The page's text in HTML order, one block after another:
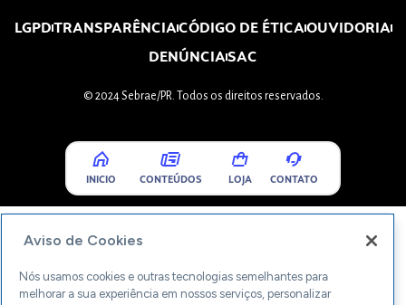
LGPDTRANSPARÊNCIACÓDIGO DE ÉTICAOUVIDORIA
DENÚNCIASAC
© 2024 Sebrae/PR. Todos os direitos reservados.
INICIO CONTEÚDOS LOJA CONTATO
Aviso de Cookies
Nós usamos cookies e outras tecnologias semelhantes para
melhorar a sua experiência em nossos serviços, personalizar